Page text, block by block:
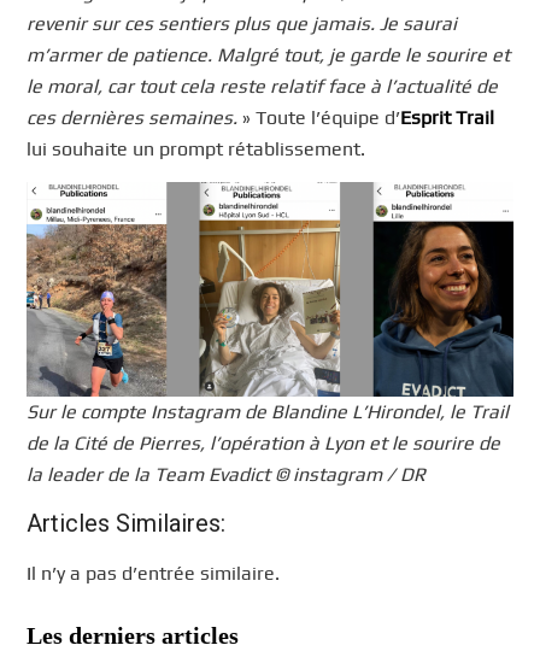
revenir sur ces sentiers plus que jamais. Je saurai
m’armer de patience. Malgré tout, je garde le sourire et
le moral, car tout cela reste relatif face à l’actualité de
ces dernières semaines. » Toute l’équipe d’Esprit Trail
lui souhaite un prompt rétablissement.
Sur le compte Instagram de Blandine L’Hirondel, le Trail
de la Cité de Pierres, l’opération à Lyon et le sourire de
la leader de la Team Evadict © instagram / DR
Articles Similaires:
Il n’y a pas d’entrée similaire.
Les derniers articles